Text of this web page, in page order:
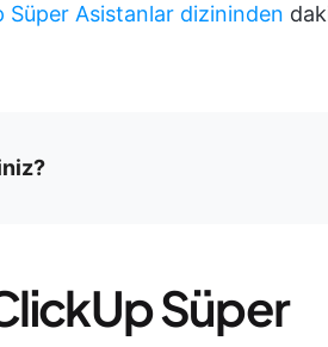
Süper Asistanlar dizininden
Süper